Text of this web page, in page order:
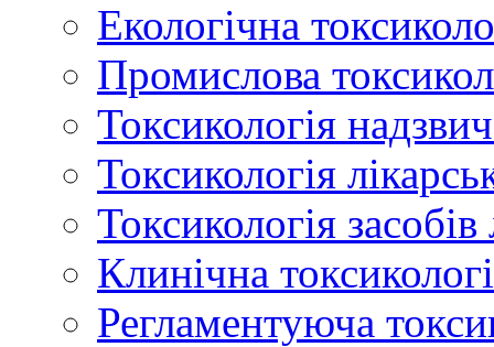
Екологічна
Промислова
Токсикологія
Токсикологія
Токсикологія
Клинічна
Регламентуюча